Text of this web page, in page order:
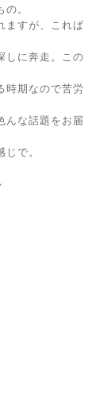
。
ますが、これば
しに奔走。この
時期なので苦労
んな話題をお届
で。